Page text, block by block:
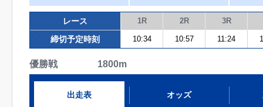
レース 1R 2R 3R
締切予定時刻 10:34 10:57 11:24
優勝戦 1800m
出走表 オッズ